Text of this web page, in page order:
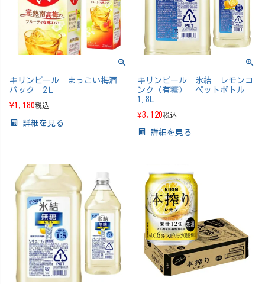
キリンビール まっこい梅酒
パック 2Ｌ
¥1,180税込
詳細を見る
キリンビール 氷結 レモンコ
ンク（有糖） ペットボトル
1.8L
¥3,120税込
詳細を見る